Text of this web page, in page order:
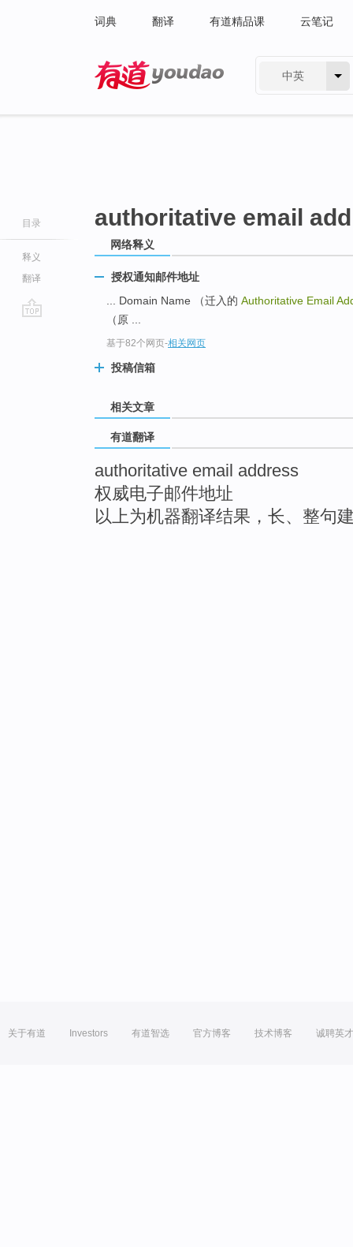
词典 翻译 有道精品课 云笔记
中英
目录
释义
翻译
authoritative email
网络释义
授权通知邮件地址
... Domain Name （迁入的 Authoritative Email
（原 ...
基于82个网页-相关网页
投稿信箱
相关文章
有道翻译
authoritative email address
权威电子邮件地址
以上为机器翻译结果，长、整句
关于有道 Investors 有道智选 官方博客 技术博客 诚聘英才